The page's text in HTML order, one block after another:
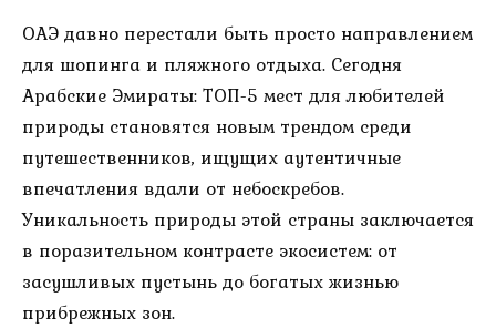
ОАЭ давно перестали быть просто направлением
для шопинга и пляжного отдыха. Сегодня
Арабские Эмираты: ТОП-5 мест для любителей
природы становятся новым трендом среди
путешественников, ищущих аутентичные
впечатления вдали от небоскребов.
Уникальность природы этой страны заключается
в поразительном контрасте экосистем: от
засушливых пустынь до богатых жизнью
прибрежных зон.